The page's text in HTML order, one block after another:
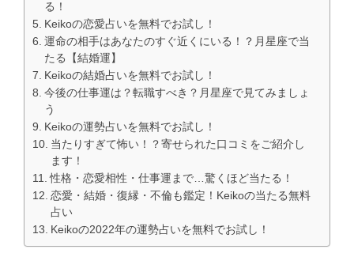
る！
Keikoの恋愛占いを無料でお試し！
運命の相手はあなたのすぐ近くにいる！？月星座で当
たる【結婚運】
Keikoの結婚占いを無料でお試し！
今後の仕事運は？転職すべき？月星座で見てみましょ
う
Keikoの運勢占いを無料でお試し！
当たりすぎて怖い！？寄せられた口コミをご紹介し
ます！
性格・恋愛相性・仕事運まで…驚くほど当たる！
恋愛・結婚・復縁・不倫も鑑定！Keikoの当たる無料
占い
Keikoの2022年の運勢占いを無料でお試し！